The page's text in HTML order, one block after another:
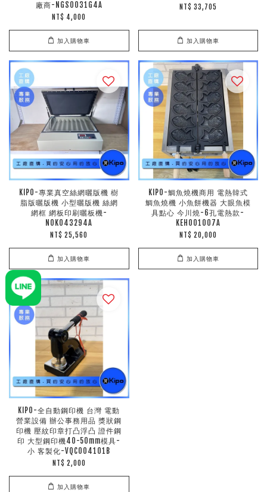
廠商-NGS0031G4A
NT$ 4,000
加入購物車
NT$ 33,705
加入購物車
KIPO-專業真空絲網曬版機 樹
脂版曬版機 小型曬版機 絲網
網框 網板印刷曬板機-
NOK043294A
NT$ 25,560
加入購物車
KIPO-鯛魚燒機商用 電熱韓式
鯛魚燒機 小魚餅機器 大眼魚模
具點心 今川燒-6孔電熱款-
KEH001007A
NT$ 20,000
加入購物車
KIPO-全自動鋼印機 台灣 電動
營業設備 辦公事務用品 獎狀鋼
印機 壓紋印章打凸浮凸 證件鋼
印 大型鋼印機40-50mm模具-
小 客製化-VQC004101B
NT$ 2,000
加入購物車